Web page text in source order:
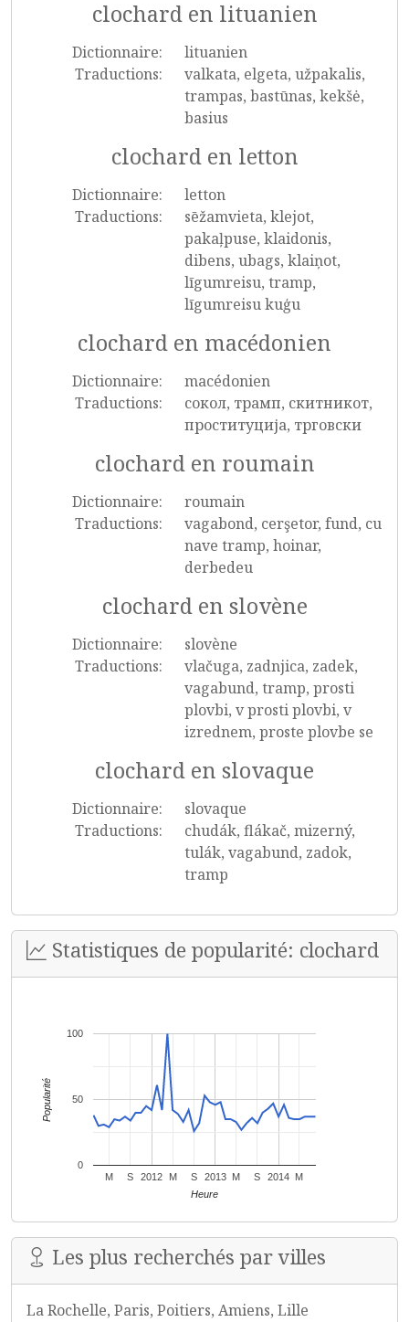
clochard en lituanien
Dictionnaire:
lituanien
Traductions:
valkata, elgeta, užpakalis,
trampas, bastūnas, kekšė,
basius
clochard en letton
Dictionnaire:
letton
Traductions:
sēžamvieta, klejot,
pakaļpuse, klaidonis,
dibens, ubags, klaiņot,
līgumreisu, tramp,
līgumreisu kuģu
clochard en macédonien
Dictionnaire:
macédonien
Traductions:
сокол, трамп, скитникот,
проституција, трговски
clochard en roumain
Dictionnaire:
roumain
Traductions:
vagabond, cerşetor, fund, cu
nave tramp, hoinar,
derbedeu
clochard en slovène
Dictionnaire:
slovène
Traductions:
vlačuga, zadnjica, zadek,
vagabund, tramp, prosti
plovbi, v prosti plovbi, v
izrednem, proste plovbe se
clochard en slovaque
Dictionnaire:
slovaque
Traductions:
chudák, flákač, mizerný,
tulák, vagabund, zadok,
tramp
Statistiques de popularité: clochard
2012 2013 2014
M S M S M S M
0
50
100
Heure
Popularité
Les plus recherchés par villes
La Rochelle, Paris, Poitiers, Amiens, Lille